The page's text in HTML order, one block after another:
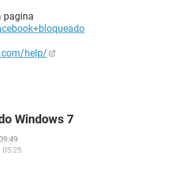
pagina
help/
Windows 7
05:25